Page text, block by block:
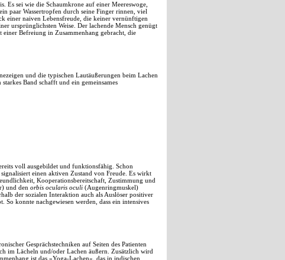
sei wie die Schaumkrone auf einer Meereswoge,
paar Wassertropfen durch seine Finger rinnen, viel
einer naiven Lebensfreude, die keiner vernünftigen
ursprünglichsten Weise. Der lachende Mensch genügt
Befreiung in Zusammenhang gebracht, die
und die typischen Lautäußerungen beim Lachen
Band schafft und ein gemeinsames
voll ausgebildet und funktionsfähig. Schon
einen aktiven Zustand von Freude. Es wirkt
Kooperationsbereitschaft, Zustimmung und
und den orbis ocularis oculi (Augenringmuskel)
der sozialen Interaktion auch als Auslöser positiver
konnte nachgewiesen werden, dass ein intensives
Gesprächstechniken auf Seiten des Patienten
im Lächeln und/oder Lachen äußern. Zusätzlich wird
ist das »Yoga-Lachen«, das in indischen